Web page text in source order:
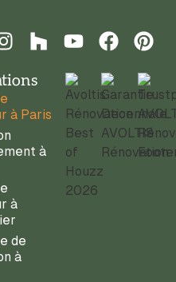
à Paris
à
à
de
à